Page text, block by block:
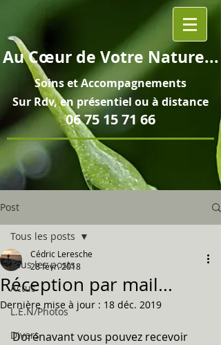
AuCœurde Votre Nature...
Soins etAccompagnements
Sur Rdv, en présentiel ou à distance
06 75 15 71 66
Post
Tous les posts
Actus
L.E.N/Photos
Divers
Tous les posts
Réception par mail...
Cédric Leresche
28 févr. 2018
Dernière mise à jour : 18 déc. 2019
Dorénavant vous pouvez recevoir